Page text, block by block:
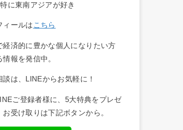
に東南アジアが好き
ィールは こちら
経済的に豊かな個人になりたい方
報を発信中。
は、LINEからお気軽に！
ご登録者様に、5大特典をプレゼ
お受け取りは下記ボタンから。